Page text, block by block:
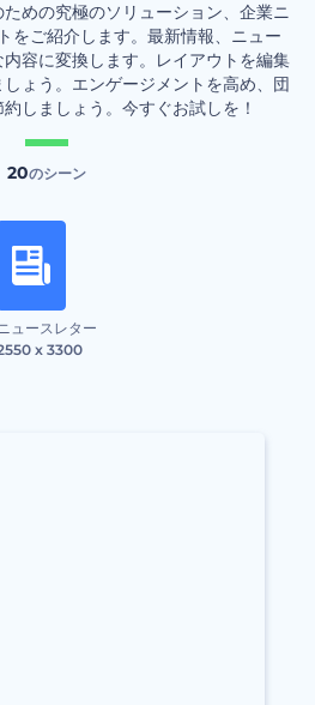
めの究極のソリューション、企業ニ
をご紹介します。最新情報、ニュー
容に変換します。レイアウトを編集
ょう。エンゲージメントを高め、団
しましょう。今すぐお試しを！
20のシーン
ュースレター
x 3300